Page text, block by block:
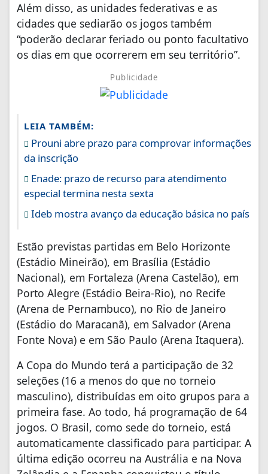
Além disso, as unidades federativas e as
cidades que sediarão os jogos também
“poderão declarar feriado ou ponto facultativo
os dias em que ocorrerem em seu território”.
Publicidade
LEIA TAMBÉM:
Prouni abre prazo para comprovar informações
da inscrição
Enade: prazo de recurso para atendimento
especial termina nesta sexta
Ideb mostra avanço da educação básica no país
Estão previstas partidas em Belo Horizonte
(Estádio Mineirão), em Brasília (Estádio
Nacional), em Fortaleza (Arena Castelão), em
Porto Alegre (Estádio Beira-Rio), no Recife
(Arena de Pernambuco), no Rio de Janeiro
(Estádio do Maracanã), em Salvador (Arena
Fonte Nova) e em São Paulo (Arena Itaquera).
A Copa do Mundo terá a participação de 32
seleções (16 a menos do que no torneio
masculino), distribuídas em oito grupos para a
primeira fase. Ao todo, há programação de 64
jogos. O Brasil, como sede do torneio, está
automaticamente classificado para participar. A
última edição ocorreu na Austrália e na Nova